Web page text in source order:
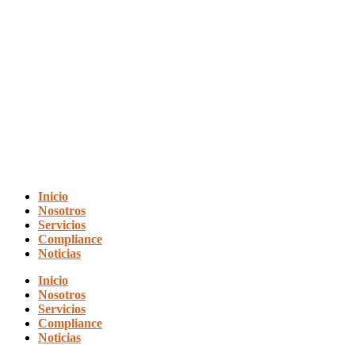
Inicio
Nosotros
Servicios
Compliance
Noticias
Inicio
Nosotros
Servicios
Compliance
Noticias